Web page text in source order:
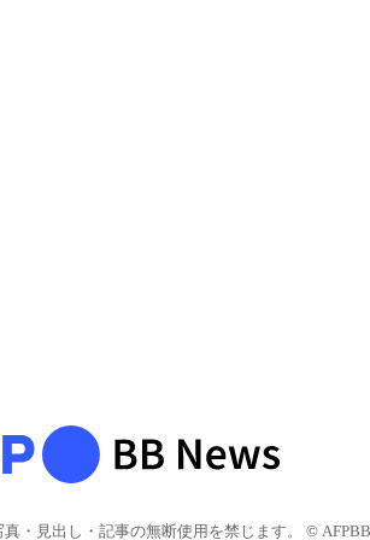
・見出し・記事の無断使用を禁じます。 © AFPBB